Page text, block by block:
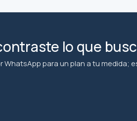
lo que
WhatsApp para un plan a tu medida;